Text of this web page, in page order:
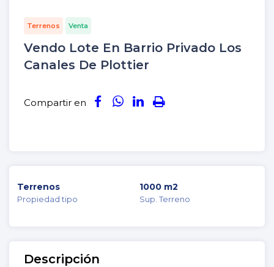
Terrenos Venta
Vendo Lote En Barrio Privado Los
Canales De Plottier
Compartir en
Terrenos
Propiedad tipo
1000 m2
Sup. Terreno
Descripción